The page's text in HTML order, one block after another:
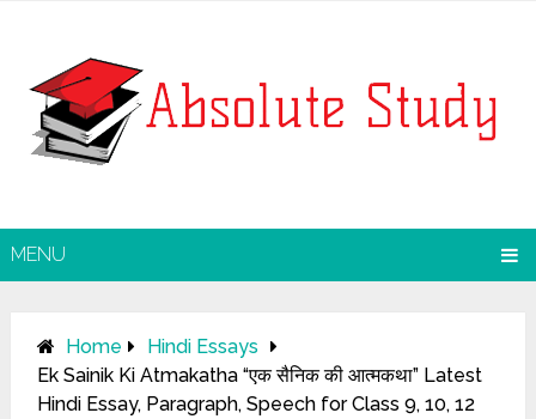
MENU
Home
Hindi Essays
Ek Sainik Ki Atmakatha “एक सैनिक की आत्मकथा” Latest
Hindi Essay, Paragraph, Speech for Class 9, 10, 12